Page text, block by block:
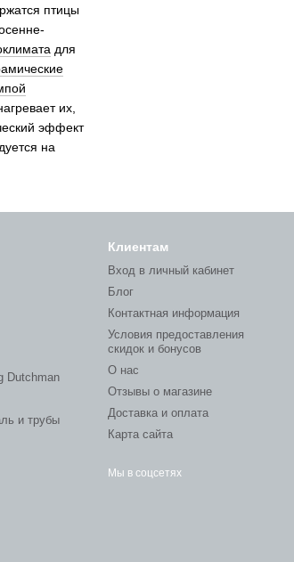
птицы
для
их,
эффект
на
Dutchman
и трубы
Клиентам
Вход в личный кабинет
Блог
Контактная информация
Условия предоставления
скидок и бонусов
О нас
Отзывы о магазине
Доставка и оплата
Карта сайта
Мы в соцсетях